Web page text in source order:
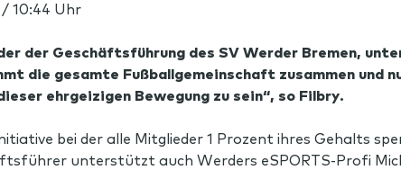
10:44 Uhr
der Geschäftsführung des SV Werder Bremen,
die gesamte Fußballgemeinschaft zusammen
ehrgeizigen Bewegung zu sein“, so Filbry.
bei der alle Mitglieder 1 Prozent ihres Gehalts
unterstützt auch Werders eSPORTS-Profi